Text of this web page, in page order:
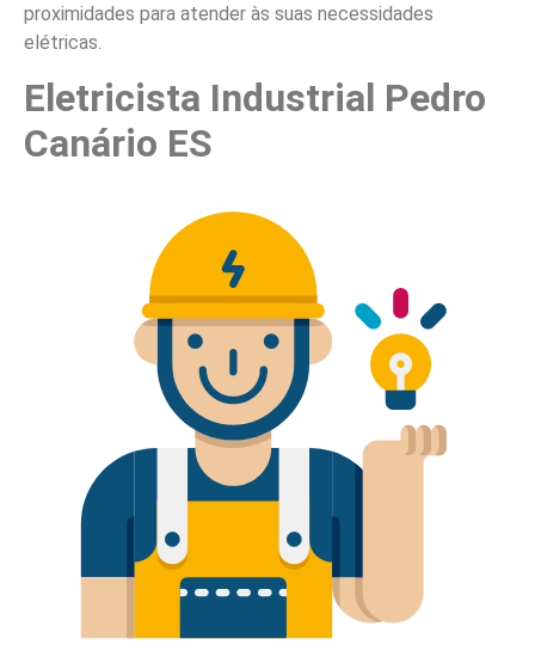
proximidades para atender às suas necessidades
elétricas.
Eletricista Industrial Pedro
Canário ES